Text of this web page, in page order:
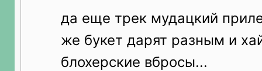
да еще трек мудацкий
же букет дарят разным и
блохерские вбросы...